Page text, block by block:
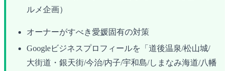
ルメ企画）
オーナーがすべき愛媛固有の対策
Googleビジネスプロフィールを「道後温泉/松山城/
大街道・銀天街/今治/内子/宇和島/しまなみ海道/八幡